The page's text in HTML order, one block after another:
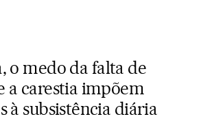
o medo da falta de
a carestia impõem
à subsistência diária